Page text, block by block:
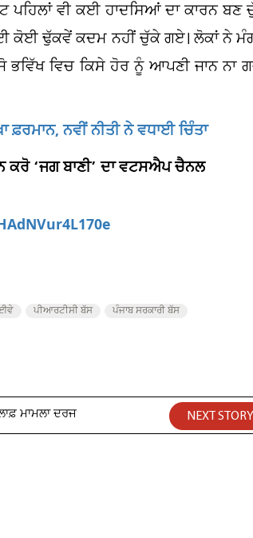
ਪਹਿਲਾਂ ਵੀ ਕਈ ਹਾਦਸਿਆਂ ਦਾ ਕਾਰਨ ਬਣ
ਕੋਈ ਢੁੱਕਵੇਂ ਕਦਮ ਨਹੀਂ ਚੁੱਕੇ ਗਏ। ਲੋਕਾਂ ਨੇ
ਭਵਿੱਖ ਵਿਚ ਕਿਸੇ ਹੋਰ ਨੂੰ ਆਪਣੀ ਜਾਨ ਨਾ
ਨਵੀਂ ਨੀਤੀ ਨੇ ਵਧਾਈ ਚਿੰਤਾ
‘ਜਗ ਬਾਣੀ’ ਦਾ ਵਟਸਐਪ ਚੈਨਲ
ਪੀਆਰਟੀਸੀ ਬੱਸ ਪੰਜਾਬ ਸਰਕਾਰੀ ਬੱਸ
ਮਾਮਲਾ ਦਰਜ NEXT STORY